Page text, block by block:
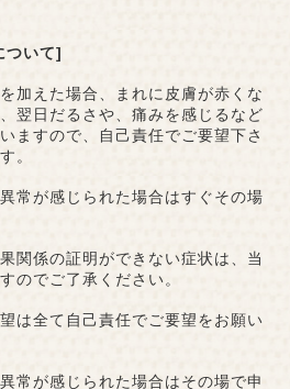
ついて]
加えた場合、まれに皮膚が赤くな
翌日だるさや、痛みを感じるなど
ますので、自己責任でご要望下さ
。
常が感じられた場合はすぐその場
関係の証明ができない症状は、当
のでご了承ください。
は全て自己責任でご要望をお願い
常が感じられた場合はその場で申